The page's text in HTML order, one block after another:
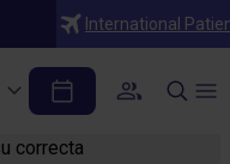
International